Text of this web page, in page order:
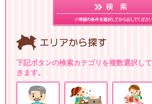
下記ボタンの検索カテゴリを複数選択し
きます。